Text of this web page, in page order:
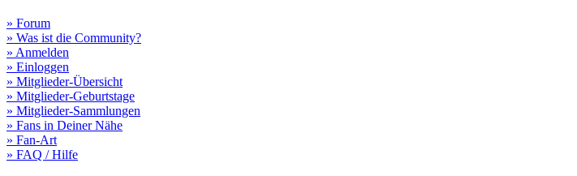
» Forum
» Was ist die Community?
» Anmelden
» Einloggen
» Mitglieder-Übersicht
» Mitglieder-Geburtstage
» Mitglieder-Sammlungen
» Fans in Deiner Nähe
» Fan-Art
» FAQ / Hilfe